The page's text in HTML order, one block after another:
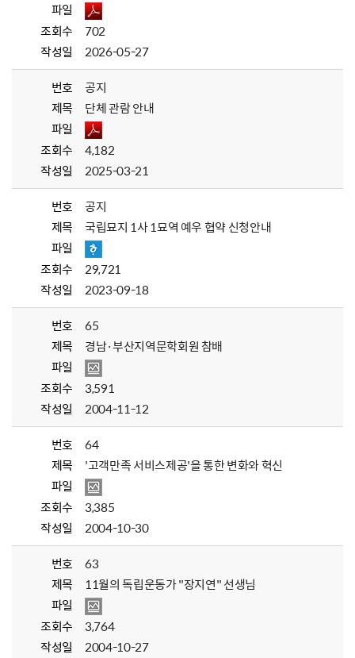
파일
조회수
702
작성일
2026-05-27
번호
공지
제목
단체 관람 안내
파일
조회수
4,182
작성일
2025-03-21
번호
공지
제목
국립묘지 1사 1묘역 예우 협약 신청안내
파일
조회수
29,721
작성일
2023-09-18
번호
65
제목
경남·부산지역문학회원 참배
파일
조회수
3,591
작성일
2004-11-12
번호
64
제목
'고객만족 서비스제공'을 통한 변화와 혁신
파일
조회수
3,385
작성일
2004-10-30
번호
63
제목
11월의 독립운동가 "장지연" 선생님
파일
조회수
3,764
작성일
2004-10-27